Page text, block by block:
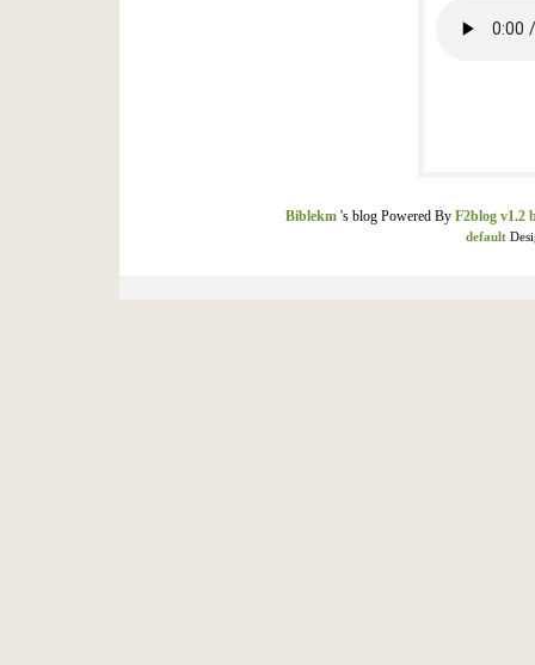
Biblekm 's blog Powered By F2blog v1.2
default